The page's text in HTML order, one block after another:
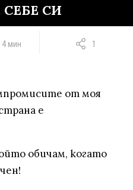
СЕБЕ СИ
4 мин 1
от моя
е
обичам, когато